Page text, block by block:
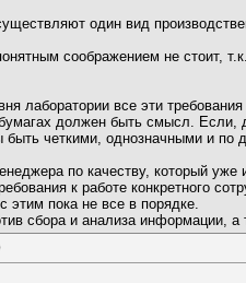
один вид
соображением не стоит,
лаборатории все эти
должен быть смысл. Если,
быть четкими, однозначными и
по качеству, который
к работе конкретного
этим пока не все в порядке.
сбора и анализа информации, а